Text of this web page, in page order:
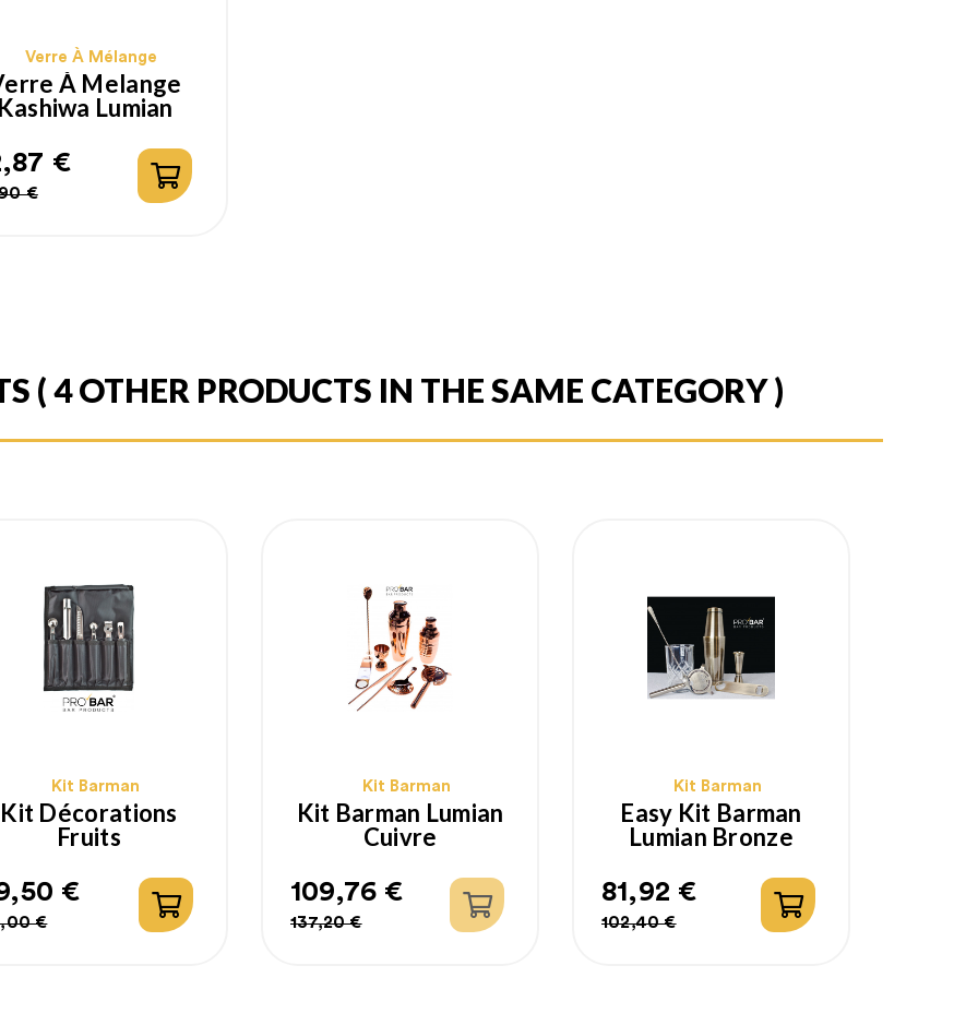
Verre À Mélange
À Melange
Kashiwa Lumian
€
€
( 4 OTHER PRODUCTS IN THE SAME CATEGORY )
Kit Barman
Kit Décorations
Fruits
€
€
Kit Barman
Kit Barman Lumian
Cuivre
Prix
137,20 €
Prix
109,76 €
Kit Barman
Easy Kit Barman
Lumian Bronze
Prix
102,40 €
Prix
81,92 €